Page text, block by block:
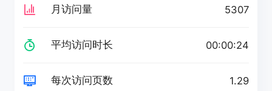
月访问量 5307
平均访问时长 00:00:24
每次访问页数 1.29